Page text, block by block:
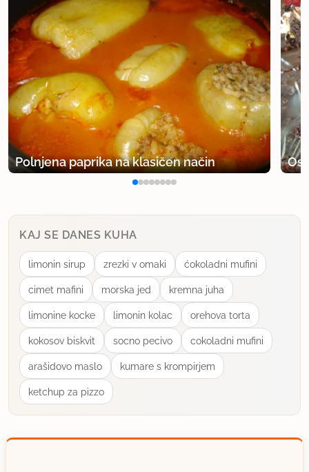
Polnjena paprika na klasičen način
KAJ SE DANES KUHA
limonin sirup zrezki v omaki ćokoladni mufini
cimet mafini morska jed kremna juha
limonine kocke limonin kolac orehova torta
kokosov biskvit socno pecivo cokoladni mufini
arašidovo maslo kumare s krompirjem
ketchup za pizzo